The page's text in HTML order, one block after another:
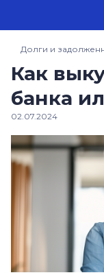
Долги и
Как
банка
02.07.2024